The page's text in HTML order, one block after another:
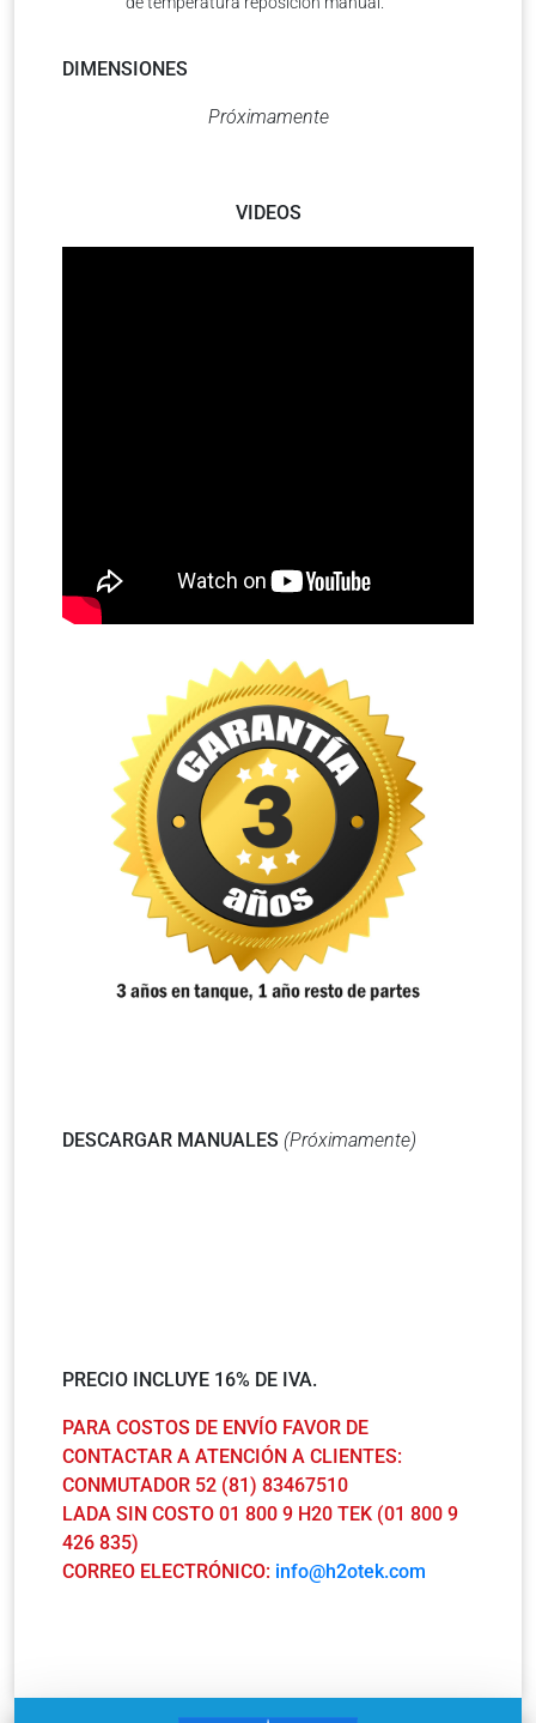
DIMENSIONES
Próximamente
VIDEOS
DESCARGAR MANUALES (Próximamente)
PRECIO INCLUYE 16% DE IVA.
PARA COSTOS DE ENVÍO FAVOR DE
CONTACTAR A ATENCIÓN A CLIENTES:
CONMUTADOR 52 (81) 83467510
LADA SIN COSTO 01 800 9 H20 TEK (01 800 9
426 835)
CORREO ELECTRÓNICO: info@h2otek.com